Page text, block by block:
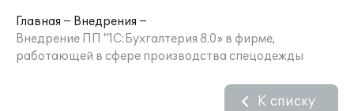
Главная
Внедрения
Внедрение ПП "1С:Бухгалтерия 8.0» в фирме,
работающей в сфере производства спецодежды
К списку